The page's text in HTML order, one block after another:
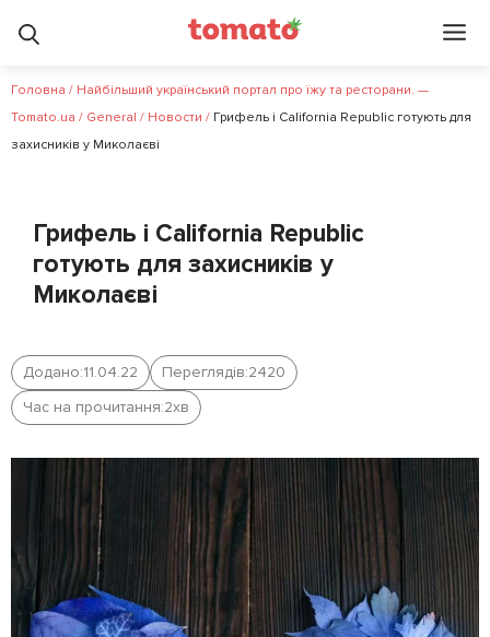
Головна / Найбільший український портал про їжу та ресторани. —
Tomato.ua / General / Новости / Грифель і California Republic готують для
захисників у Миколаєві
Грифель і California Republic
готують для захисників у
Миколаєві
Додано:11.04.22 Переглядів:2420
Час на прочитання:2хв